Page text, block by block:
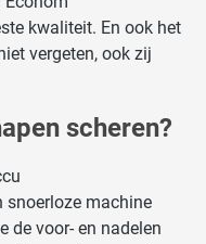
kwaliteit. En ook het
vergeten, ook zij
scheren?
snoerloze machine
de voor- en nadelen